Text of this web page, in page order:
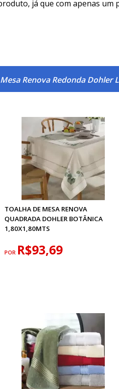
já que com apenas
Renova Redonda Dohler
TOALHA DE MESA RENOVA
QUADRADA DOHLER BOTÂNICA
1,80X1,80MTS
POR R$93,69